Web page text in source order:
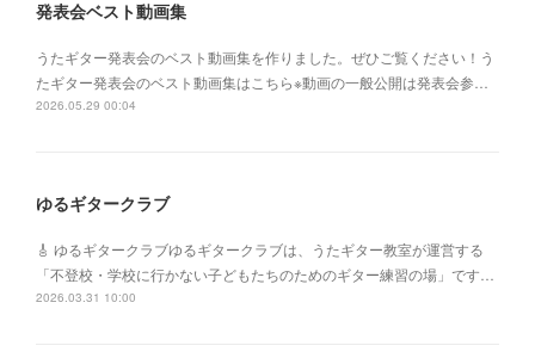
発表会ベスト動画集
うたギター発表会のベスト動画集を作りました。ぜひご覧ください！う
たギター発表会のベスト動画集はこちら※動画の一般公開は発表会参…
2026.05.29 00:04
ゆるギタークラブ
🎸 ゆるギタークラブゆるギタークラブは、うたギター教室が運営する
「不登校・学校に行かない子どもたちのためのギター練習の場」です…
2026.03.31 10:00